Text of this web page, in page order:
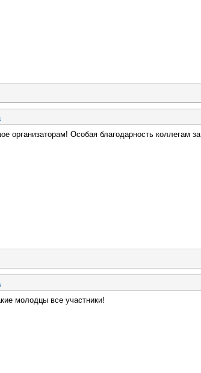
организаторам! Особая благодарность коллегам за
молодцы все участники!